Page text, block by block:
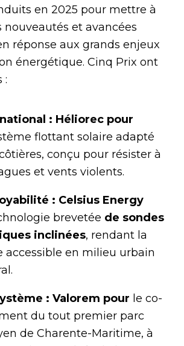
en 2025 pour mettre à
nouveautés et avancées
réponse aux grands enjeux
énergétique. Cinq Prix ont
:
: Héliorec pour
flottant solaire adapté
conçu pour résister à
et vents violents.
: Celsius Energy
brevetée de sondes
inclinées, rendant la
accessible en milieu urbain
: Valorem pour le co-
du tout premier parc
de Charente-Maritime, à